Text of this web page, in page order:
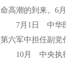
命高潮的到来。6
7月1日 中华民
第六军中担任副党
10月 中央执行